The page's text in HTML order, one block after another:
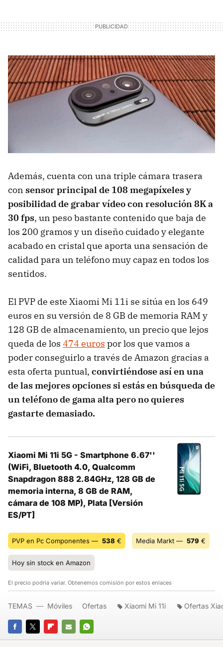
Además, cuenta con una triple cámara trasera
con sensor principal de 108 megapíxeles y
posibilidad de grabar vídeo con resolución 8K a
30 fps, un peso bastante contenido que baja de
los 200 gramos y un diseño cuidado y elegante
acabado en cristal que aporta una sensación de
calidad para un teléfono muy capaz en todos los
sentidos.
El PVP de este Xiaomi Mi 11i se sitúa en los 649
euros en su versión de 8 GB de memoria RAM y
128 GB de almacenamiento, un precio que lejos
queda de los 474 euros por los que vamos a
poder conseguirlo a través de Amazon gracias a
esta oferta puntual, convirtiéndose así en una
de las mejores opciones si estás en búsqueda de
un teléfono de gama alta pero no quieres
gastarte demasiado.
Xiaomi Mi 11i 5G - Smartphone 6.67''
(WiFi, Bluetooth 4.0, Qualcomm
Snapdragon 888 2.84GHz, 128 GB de
memoria interna, 8 GB de RAM,
cámara de 108 MP), Plata [Versión
ES/PT]
PVP en Pc Componentes — 538 € Media Markt — 579 €
Hoy sin stock en Amazon
El precio podría variar. Obtenemos comisión por estos enlaces
FACEBOOK
TWITTERFLIPBOARD
E-
WHATSAPP
TEMAS Móviles Ofertas Xiaomi Mi 11i Ofertas